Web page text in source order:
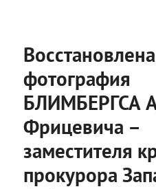
Восстановлена
фотография
БЛИМБЕРГСА
Фрицевича –
заместителя
прокурора